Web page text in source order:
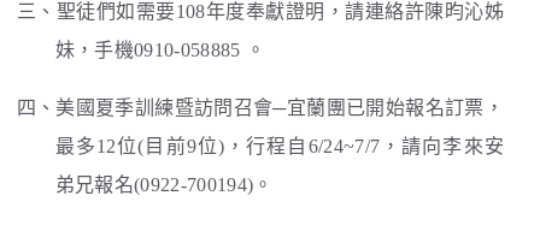
三、聖徒們如需要108年度奉獻證明，請連絡許陳昀沁姊
妹，手機0910-058885 。
四、美國夏季訓練暨訪問召會─宜蘭團已開始報名訂票，
最多12位(目前9位)，行程自6/24~7/7，請向李來安
弟兄報名(0922-700194)。